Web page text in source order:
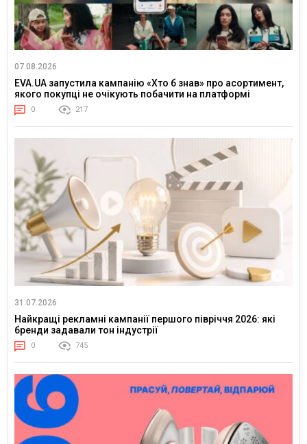
07.08.2026
EVA.UA запустила кампанію «Хто б знав» про асортимент,
якого покупці не очікують побачити на платформі
0 217
31.07.2026
Найкращі рекламні кампанії першого півріччя 2026: які
бренди задавали тон індустрії
0 745